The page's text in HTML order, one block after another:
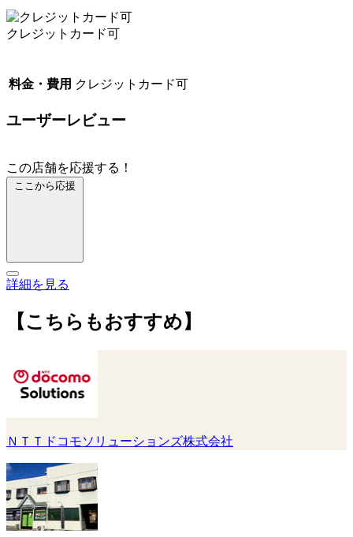
クレジットカード可
料金・費用 クレジットカード可
ユーザーレビュー
この店舗を応援する！
ここから応援
詳細を見る
【こちらもおすすめ】
ＮＴＴドコモソリューションズ株式会社